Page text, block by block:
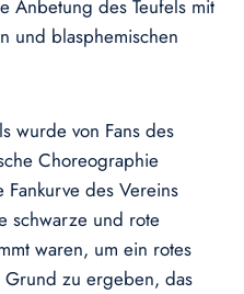
Anbetung des Teufels mit
und blasphemischen
wurde von Fans des
Choreographie
des Vereins
schwarze und rote
waren, um ein rotes
Grund zu ergeben, das